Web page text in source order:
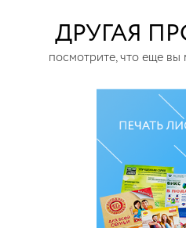
ДРУГАЯ
посмотрите, что еще вы